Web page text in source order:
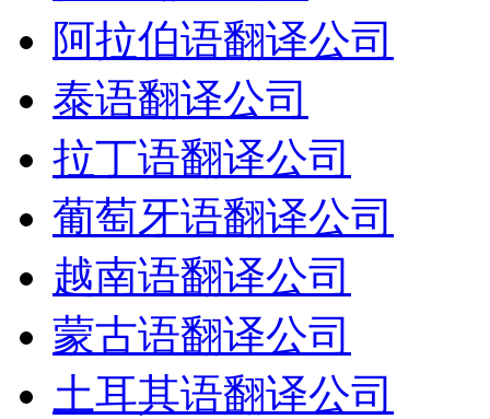
阿拉伯语翻译公司
泰语翻译公司
拉丁语翻译公司
葡萄牙语翻译公司
越南语翻译公司
蒙古语翻译公司
土耳其语翻译公司